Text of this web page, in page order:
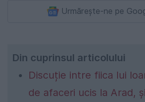
Urmărește-ne pe
Din cuprinsul articolului
Discuție intre fiica lui
de afaceri ucis la Arad,